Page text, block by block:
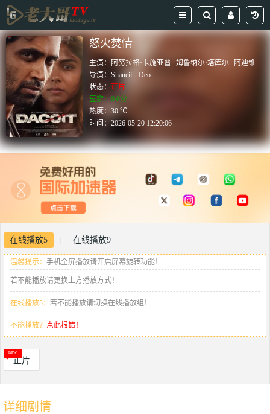
怒火焚情
主演： 阿努拉格·卡施亚普 姆鲁纳尔·塔库尔
阿迪维·赛什
导演：Shaneil
Deo
状态：正片
豆瓣：0.0分
热度：30 ℃
时间：2026-05-20 12:20:06
在线播放5 在线播放9
温馨提示： 手机全屏播放请开启屏幕旋转功能！
若不能播放请更换上方播放方式！
在线播放5： 若不能播放请切换在线播放组！
不能播放？ 点此报错！
正片
详细剧情